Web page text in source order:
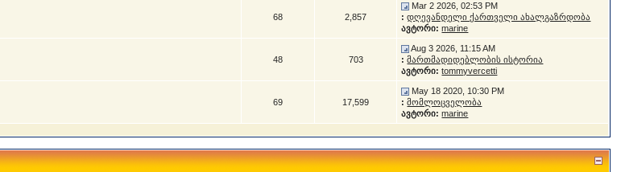
68 2,857
Mar 2 2026, 02:53 PM
: დღევანდელი ქართველი ახალგაზრდობა
ავტორი: marine
48 703
Aug 3 2026, 11:15 AM
: მართმადიდებლობის ისტორია
ავტორი: tommyvercetti
69 17,599
May 18 2020, 10:30 PM
: მომლოცველობა
ავტორი: marine